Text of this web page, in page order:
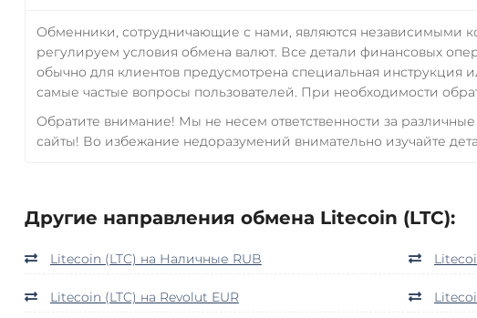
Обменники, сотрудничающие с нами, являются независимыми
регулируем условия обмена валют. Все детали финансовых
обычно для клиентов предусмотрена специальная инструкция
самые частые вопросы пользователей. При необходимости
Обратите внимание! Мы не несем ответственности за
сайты! Во избежание недоразумений внимательно изучайте
Другие направления обмена Litecoin (LTC):
Litecoin (LTC) на Наличные RUB
Litecoin (LTC) на Revolut EUR